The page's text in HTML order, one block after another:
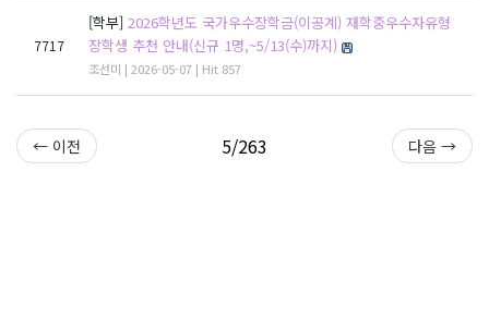
7717
[학부] 2026학년도 국가우수장학금(이공계) 재학중우수자유형
장학생 추천 안내(신규 1명,~5/13(수)까지)
조선미 | 2026-05-07 | Hit 857
← 이전 5/263 다음 →